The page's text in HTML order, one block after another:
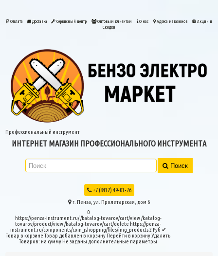
Оплата Доставка Сервисный центр Оптовым клиентам О нас Адреса магазинов
Акции и
Скидки
Профессиональный инструмент
ИНТЕРНЕТ МАГАЗИН ПРОФЕССИОНАЛЬНОГО ИНСТРУМЕНТА
Поиск
+7 (8412) 49-01-76
г. Пенза, ул. Пролетарская, дом 6
0
https://penza-instrument.ru//katalog-tovarov/cart/view/katalog-
tovarov/product/view/katalog-tovarov/cart/delete https://penza-
instrument.ru/components/com_jshopping/files/img_products2 Руб ✔
Товар в корзине Товар добавлен в корзинуПерейти в корзинуУдалить
Товаров: на суммуНе заданы дополнительные параметры